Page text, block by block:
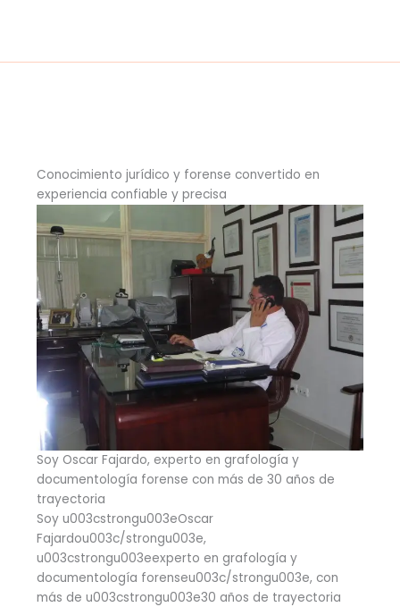
Conocimiento jurídico y forense convertido en
experiencia confiable y precisa
Soy Oscar Fajardo, experto en grafología y
documentología forense con más de 30 años de
trayectoria
Soy u003cstrongu003eOscar
Fajardou003c/strongu003e,
u003cstrongu003eexperto en grafología y
documentología forenseu003c/strongu003e, con
más de u003cstrongu003e30 años de trayectoria